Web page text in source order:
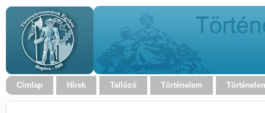
Címlap Hírek Tallózó Történelem